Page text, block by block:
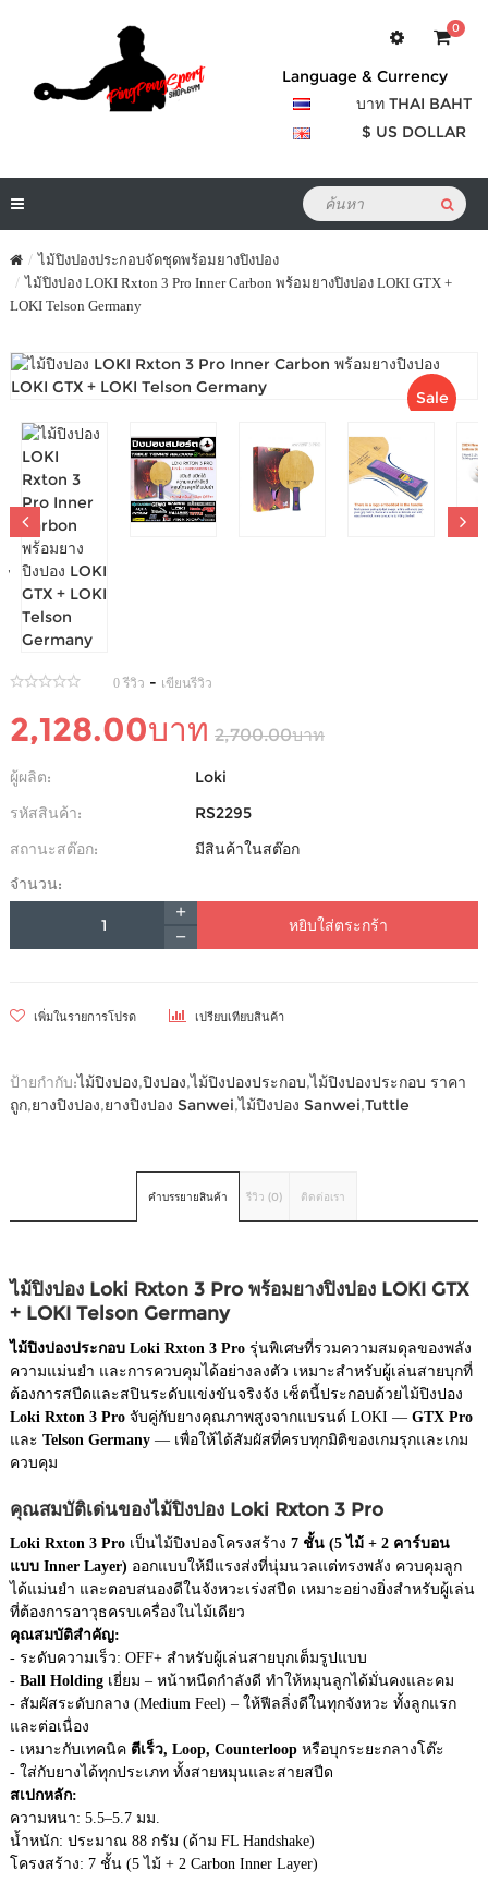
0
Language & Currency
บาท THAI BAHT
$ US DOLLAR
ไม้ปิงปองประกอบจัดชุดพร้อมยางปิงปอง
ไม้ปิงปอง LOKI Rxton 3 Pro Inner Carbon พร้อมยางปิงปอง LOKI GTX +
LOKI Telson Germany
Sale
ไม้ปิงปอง LOKI RXTON 3 PRO INNER CARBON
พร้อมยางปิงปอง LOKI GTX + LOKI TELSON
GERMANY
0 รีวิว - เขียนรีวิว
2,128.00บาท 2,700.00บาท
ผู้ผลิต:
Loki
รหัสสินค้า:
RS2295
สถานะสต๊อก:
มีสินค้าในสต๊อก
จำนวน:
หยิบใส่ตระกร้า
เพิ่มในรายการโปรด เปรียบเทียบสินค้า
ป้ายกำกับ:ไม้ปิงปอง,ปิงปอง,ไม้ปิงปองประกอบ,ไม้ปิงปองประกอบ ราคา
ถูก,ยางปิงปอง,ยางปิงปอง Sanwei,ไม้ปิงปอง Sanwei,Tuttle
คำบรรยายสินค้า รีวิว (0) ติดต่อเรา
ไม้ปิงปอง Loki Rxton 3 Pro พร้อมยางปิงปอง LOKI GTX
+ LOKI Telson Germany
ไม้ปิงปองประกอบ Loki Rxton 3 Pro รุ่นพิเศษที่รวมความสมดุลของพลัง
ความแม่นยำ และการควบคุมได้อย่างลงตัว เหมาะสำหรับผู้เล่นสายบุกที่
ต้องการสปีดและสปินระดับแข่งขันจริงจัง เซ็ตนี้ประกอบด้วยไม้ปิงปอง
Loki Rxton 3 Pro จับคู่กับยางคุณภาพสูงจากแบรนด์ LOKI — GTX Pro
และ Telson Germany — เพื่อให้ได้สัมผัสที่ครบทุกมิติของเกมรุกและเกม
ควบคุม
คุณสมบัติเด่นของไม้ปิงปอง Loki Rxton 3 Pro
Loki Rxton 3 Pro เป็นไม้ปิงปองโครงสร้าง 7 ชั้น (5 ไม้ + 2 คาร์บอน
แบบ Inner Layer) ออกแบบให้มีแรงส่งที่นุ่มนวลแต่ทรงพลัง ควบคุมลูก
ได้แม่นยำ และตอบสนองดีในจังหวะเร่งสปีด เหมาะอย่างยิ่งสำหรับผู้เล่น
ที่ต้องการอาวุธครบเครื่องในไม้เดียว
คุณสมบัติสำคัญ:
- ระดับความเร็ว: OFF+ สำหรับผู้เล่นสายบุกเต็มรูปแบบ
- Ball Holding เยี่ยม – หน้าหนืดกำลังดี ทำให้หมุนลูกได้มั่นคงและคม
- สัมผัสระดับกลาง (Medium Feel) – ให้ฟีลลิ่งดีในทุกจังหวะ ทั้งลูกแรก
และต่อเนื่อง
- เหมาะกับเทคนิค ตีเร็ว, Loop, Counterloop หรือบุกระยะกลางโต๊ะ
- ใส่กับยางได้ทุกประเภท ทั้งสายหมุนและสายสปีด
สเปกหลัก:
ความหนา: 5.5–5.7 มม.
น้ำหนัก: ประมาณ 88 กรัม (ด้าม FL Handshake)
โครงสร้าง: 7 ชั้น (5 ไม้ + 2 Carbon Inner Layer)